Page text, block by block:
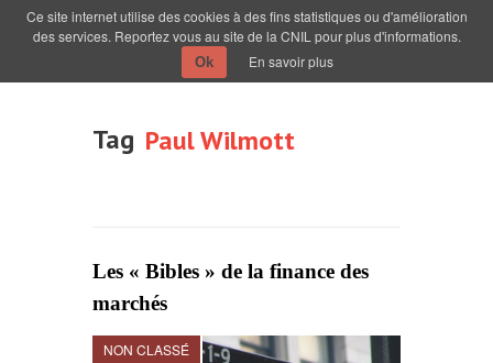
Tag Paul Wilmott
Les « Bibles » de la finance des
marchés
NON CLASSÉ
Ce site internet utilise des cookies à des fins statistiques ou d'amélioration
des services. Reportez vous au site de la CNIL pour plus d'informations.
Ok En savoir plus